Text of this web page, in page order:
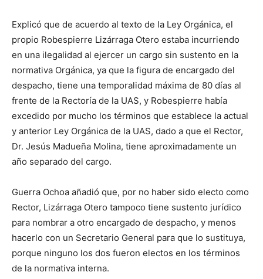
Explicó que de acuerdo al texto de la Ley Orgánica, el
propio Robespierre Lizárraga Otero estaba incurriendo
en una ilegalidad al ejercer un cargo sin sustento en la
normativa Orgánica, ya que la figura de encargado del
despacho, tiene una temporalidad máxima de 80 días al
frente de la Rectoría de la UAS, y Robespierre había
excedido por mucho los términos que establece la actual
y anterior Ley Orgánica de la UAS, dado a que el Rector,
Dr. Jesús Madueña Molina, tiene aproximadamente un
año separado del cargo.
Guerra Ochoa añadió que, por no haber sido electo como
Rector, Lizárraga Otero tampoco tiene sustento jurídico
para nombrar a otro encargado de despacho, y menos
hacerlo con un Secretario General para que lo sustituya,
porque ninguno los dos fueron electos en los términos
de la normativa interna.